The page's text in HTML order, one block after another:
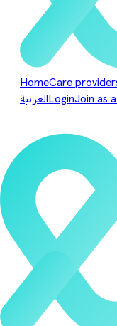
HomeCare
العربية LoginJoin as